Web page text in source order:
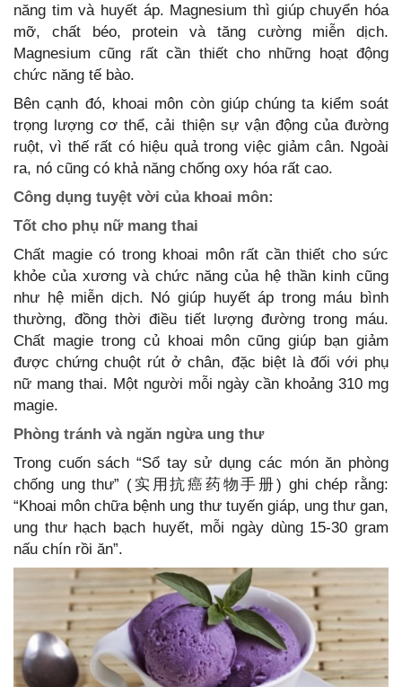
năng tim và huyết áp. Magnesium thì giúp chuyển hóa
mỡ, chất béo, protein và tăng cường miễn dịch.
Magnesium cũng rất cần thiết cho những hoạt động
chức năng tế bào.
Bên cạnh đó, khoai môn còn giúp chúng ta kiểm soát
trọng lượng cơ thể, cải thiện sự vận động của đường
ruột, vì thế rất có hiệu quả trong việc giảm cân. Ngoài
ra, nó cũng có khả năng chống oxy hóa rất cao.
Công dụng tuyệt vời của khoai môn:
Tốt cho phụ nữ mang thai
Chất magie có trong khoai môn rất cần thiết cho sức
khỏe của xương và chức năng của hệ thần kinh cũng
như hệ miễn dịch. Nó giúp huyết áp trong máu bình
thường, đồng thời điều tiết lượng đường trong máu.
Chất magie trong củ khoai môn cũng giúp bạn giảm
được chứng chuột rút ở chân, đặc biệt là đối với phụ
nữ mang thai. Một người mỗi ngày cần khoảng 310 mg
magie.
Phòng tránh và ngăn ngừa ung thư
Trong cuốn sách “Sổ tay sử dụng các món ăn phòng
chống ung thư” (实用抗癌药物手册) ghi chép rằng:
“Khoai môn chữa bệnh ung thư tuyến giáp, ung thư gan,
ung thư hạch bạch huyết, mỗi ngày dùng 15-30 gram
nấu chín rồi ăn”.